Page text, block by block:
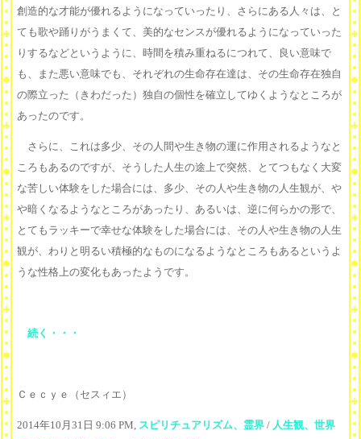
創造的な才能が優れるようになっていったり、さらにある人々は、と
ても歌や踊りがうまくて、美的なセンスが優れるようになっていった
りするなどというように、時間を積み重ねるにつれて、良い意味で
も、また悪い意味でも、それぞれの生命存在達は、その生命存在独自
の際立った（きわだった）独自の個性を確立してゆくようなところが
あったのです。
さらに、これは多少、その人間や生き物の運に作用されるようなと
ころもあるのですが、そうした人生の途上で突然、とてつもなく大変
な苦しい体験をした場合には、多少、その人や生き物の人生観が、や
や暗くなるようなところがあったり、あるいは、逆に何らかの形で、
とてもラッキーで幸せな体験をした場合には、その人や生き物の人生
観が、わりと明るい積極的なものになるようなところもあるというよ
うな性格上の変化もあったようです。
続く・・・
Ｃｅｃｙｅ（セスィエ）
2014年10月31日 9:06 PM, スピリチュアリズム、霊界 / 人生観、世界